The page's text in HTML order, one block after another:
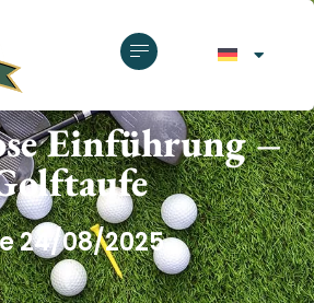
SOUFFLENHEIM
Einführung –
24/08/2025